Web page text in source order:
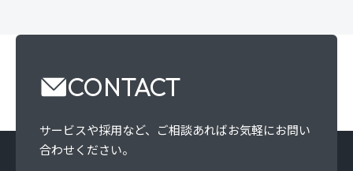
CONTACT
サービスや採用など、 ご相談あればお気軽にお問い
合わせください。